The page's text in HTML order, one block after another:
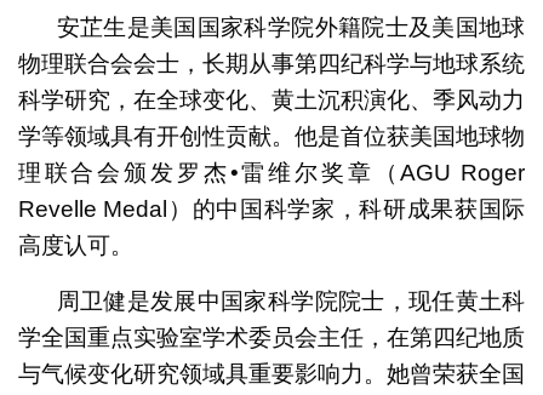
安芷生是美国国家科学院外籍院士及美国地球
物理联合会会士，长期从事第四纪科学与地球系统
科学研究，在全球变化、黄土沉积演化、季风动力
学等领域具有开创性贡献。他是首位获美国地球物
理联合会颁发罗杰•雷维尔奖章（AGU Roger
Revelle Medal）的中国科学家，科研成果获国际
高度认可。
周卫健是发展中国家科学院院士，现任黄土科
学全国重点实验室学术委员会主任，在第四纪地质
与气候变化研究领域具重要影响力。她曾荣获全国